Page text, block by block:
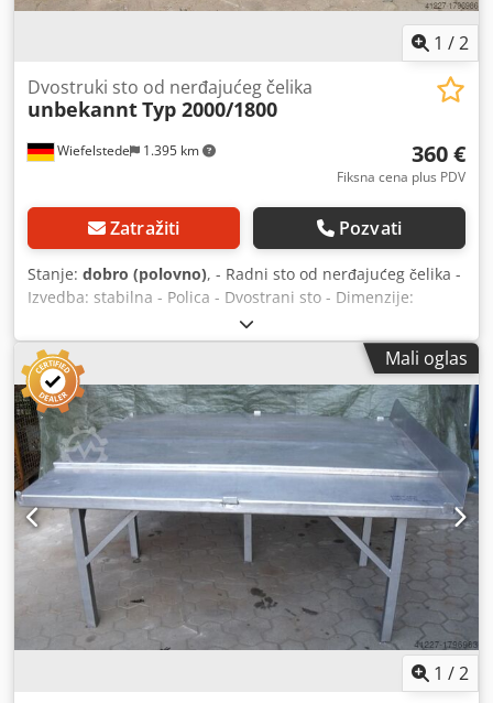
1 /2
Wiefelstede 1.395 km
Dvostruki sto od nerđajućeg čelika
unbekanntTyp 2000/1800
360 €
Fiksna cena plus PDV
Zatražiti Pozvati
Stanje: dobro (polovno), - Radni sto od nerđajućeg čelika -
Izvedba: stabilna - Polica - Dvostrani sto - Dimenzije:
2000/1800/H800 mm Cjdpfx Asb A I N Iehcsrf - Težina: 120
kg
Mali oglas
1 /2